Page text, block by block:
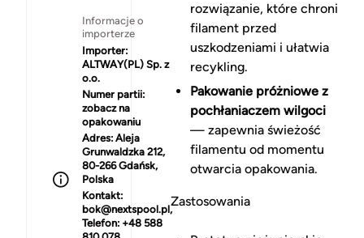
Informacje o
importerze
Importer:
ALTWAY(PL) Sp. z
o.o.
Numer partii:
zobacz na
opakowaniu
Adres: Aleja
Grunwaldzka 212,
80-266 Gdańsk,
Polska
Kontakt:
bok@nextspool.pl,
Telefon: +48 588
rozwiązanie, które chroni
filament przed
uszkodzeniami i ułatwia
recykling.
Pakowanie próżniowe z
pochłaniaczem wilgoci
— zapewnia świeżość
filamentu od momentu
otwarcia opakowania.
Zastosowania